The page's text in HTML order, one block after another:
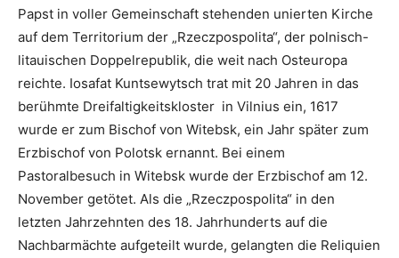
Papst in voller Gemeinschaft stehenden unierten Kirche
auf dem Territorium der „Rzeczpospolita“, der polnisch-
litauischen Doppelrepublik, die weit nach Osteuropa
reichte. Iosafat Kuntsewytsch trat mit 20 Jahren in das
berühmte Dreifaltigkeitskloster in Vilnius ein, 1617
wurde er zum Bischof von Witebsk, ein Jahr später zum
Erzbischof von Polotsk ernannt. Bei einem
Pastoralbesuch in Witebsk wurde der Erzbischof am 12.
November getötet. Als die „Rzeczpospolita“ in den
letzten Jahrzehnten des 18. Jahrhunderts auf die
Nachbarmächte aufgeteilt wurde, gelangten die Reliquien